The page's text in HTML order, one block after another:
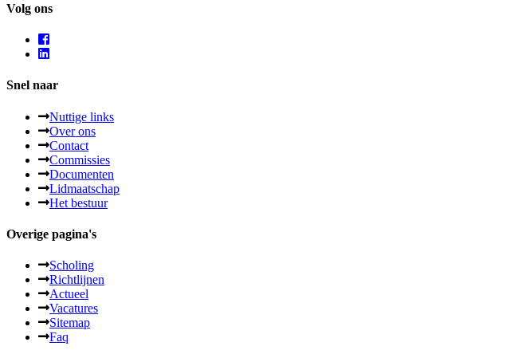
Volg ons
Snel naar
Nuttige links
Over ons
Contact
Commissies
Documenten
Lidmaatschap
Het bestuur
Overige pagina's
Scholing
Richtlijnen
Actueel
Vacatures
Sitemap
Faq